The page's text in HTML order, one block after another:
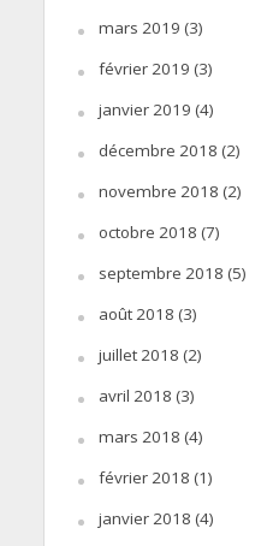
mars 2019 (3)
février 2019 (3)
janvier 2019 (4)
décembre 2018 (2)
novembre 2018 (2)
octobre 2018 (7)
septembre 2018 (5)
août 2018 (3)
juillet 2018 (2)
avril 2018 (3)
mars 2018 (4)
février 2018 (1)
janvier 2018 (4)